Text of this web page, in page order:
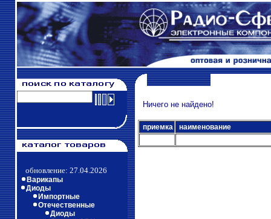
обновление: 27.04.2026
Варикапы
Диоды
Импортные
Отечественные
Диоды
Ничего не найдено!
приемка наименование